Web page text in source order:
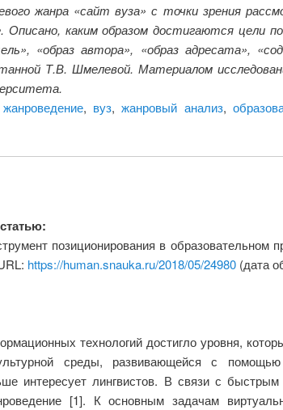
жанра «сайт вуза» с точки зрения
каким образом достигаются цели
«образ автора», «образ адресата»,
Т.В. Шмелевой. Материалом
, вуз,жанровый анализ,
позиционирования в образовательном
https://human.snauka.ru/2018/05/24980(дата
технологий достигло уровня,
среды, развивающейся с
интересует лингвистов. В связи с
[1]. К основным задачам